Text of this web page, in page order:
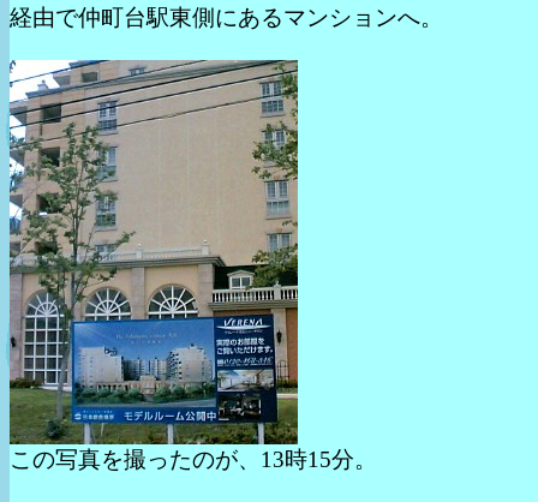
経由で仲町台駅東側にあるマンションへ。
この写真を撮ったのが、13時15分。